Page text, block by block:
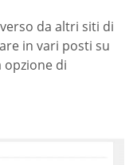
da altri siti di
in vari posti su
di